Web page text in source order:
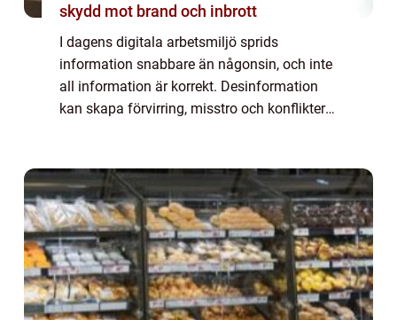
skydd mot brand och inbrott
I dagens digitala arbetsmiljö sprids
information snabbare än någonsin, och inte
all information är korrekt. Desinformation
kan skapa förvirring, misstro och konflikter